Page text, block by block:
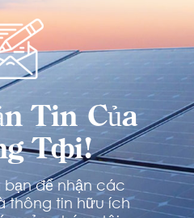
Tin Của
Tôi!
để nhận các
thông tin hữu ích